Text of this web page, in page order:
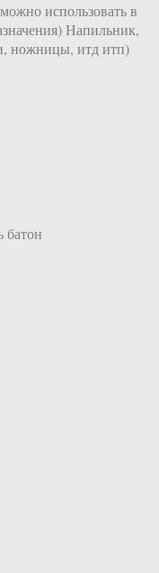
использовать в
Напильник,
ножницы, итд итп)
батон